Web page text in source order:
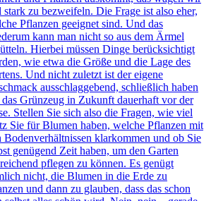
stark zu bezweifeln. Die Frage ist also eher,
Pflanzen geeignet sind. Und das
kann man nicht so aus dem Ärmel
Hierbei müssen Dinge berücksichtigt
wie etwa die Größe und die Lage des
Und nicht zuletzt ist der eigene
ausschlaggebend, schließlich haben
das Grünzeug in Zukunft dauerhaft vor der
Stellen Sie sich also die Fragen, wie viel
Sie für Blumen haben, welche Pflanzen mit
Bodenverhältnissen klarkommen und ob Sie
genügend Zeit haben, um den Garten
pflegen zu können. Es genügt
nicht, die Blumen in die Erde zu
und dann zu glauben, dass das schon